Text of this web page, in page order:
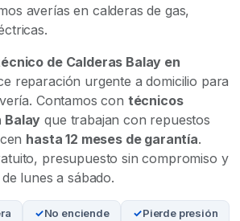
averías en calderas de gas,
de Calderas Balay en
reparación urgente a domicilio para
Contamos con técnicos
Balay que trabajan con repuestos
hasta 12 meses de garantía.
presupuesto sin compromiso y
lunes a sábado.
No enciende Pierde presión